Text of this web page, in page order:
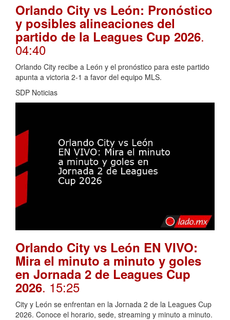
Orlando City vs León: Pronóstico
y posibles alineaciones del
partido de la Leagues Cup 2026.
04:40
Orlando City recibe a León y el pronóstico para este partido
apunta a victoria 2-1 a favor del equipo MLS.
SDP Noticias
Orlando City vs León EN VIVO:
Mira el minuto a minuto y goles
en Jornada 2 de Leagues Cup
2026. 15:25
City y León se enfrentan en la Jornada 2 de la Leagues Cup
2026. Conoce el horario, sede, streaming y minuto a minuto.